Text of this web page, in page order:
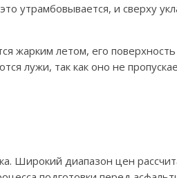
утрамбовывается, и сверху
жарким летом, его
лужи, так как оно не
Широкий диапазон цен